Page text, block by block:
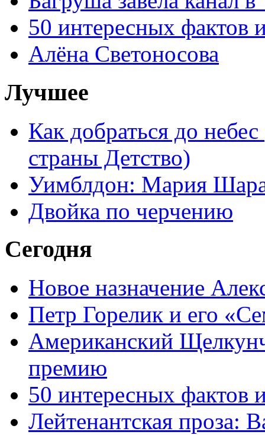
50 интересных фактов
Алёна Светоносова
Лучшее
Как добраться до
страны Детство)
Уимблдон: Мария
Двойка по черчению
Сегодня
Новое назначение
Петр Горелик и его
Американский
премию
50 интересных фактов
Лейтенантская проза: